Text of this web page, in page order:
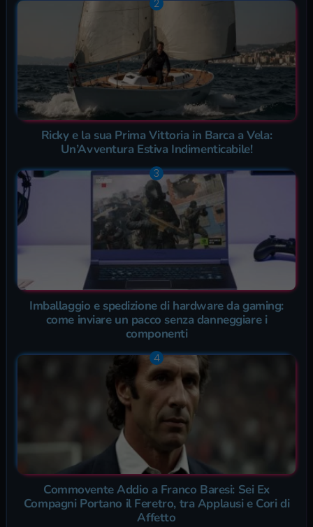
Ricky e la sua Prima Vittoria in Barca a Vela:
Un’Avventura Estiva Indimenticabile!
Imballaggio e spedizione di hardware da gaming:
come inviare un pacco senza danneggiare i
componenti
Commovente Addio a Franco Baresi: Sei Ex
Compagni Portano il Feretro, tra Applausi e Cori di
Affetto